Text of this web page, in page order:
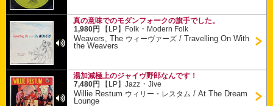
真の意味でのモダンフォークの旗手でした。
1,980円
【LP】 Folk ・ Modern Folk
Weavers, The ウィーヴァーズ /Travelling On With
the Weavers
湯加減極上のジャイヴ野郎なんです！
7,480円
【LP】Jazz ・Jive
Willie Restum ウィリー・レスタム /At The Dream
Lounge